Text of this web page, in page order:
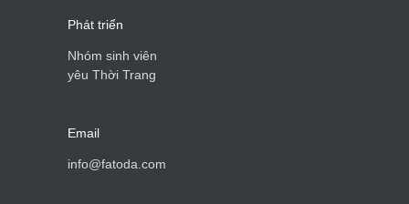
Phát triển
Nhóm sinh viên
yêu Thời Trang
Email
info@fatoda.com